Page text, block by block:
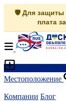
🛡️ Для защиты
плата
Местоположение
Компании Блог